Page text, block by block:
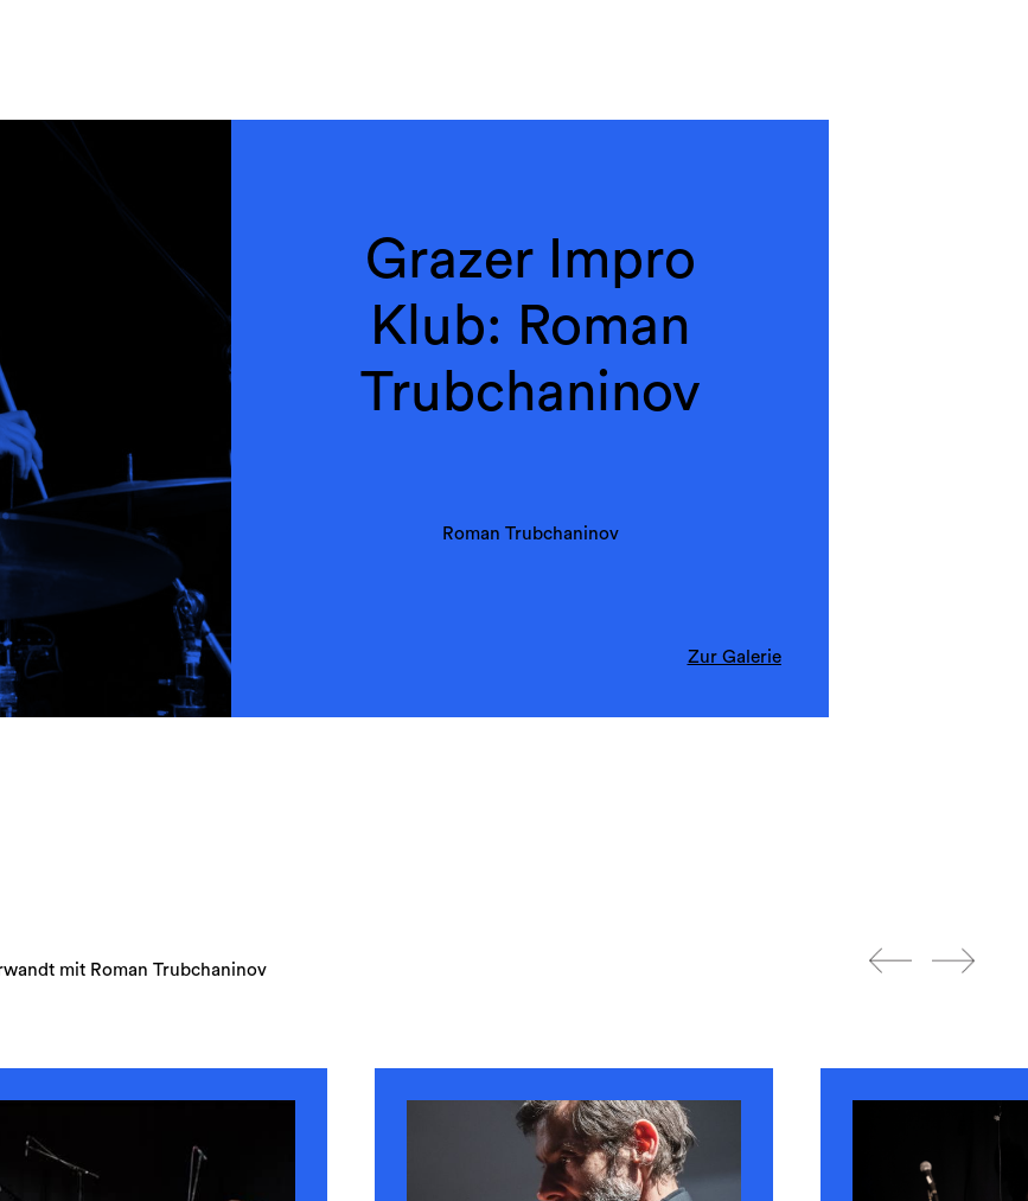
Grazer Impro
Klub: Roman
Trubchaninov
Roman Trubchaninov
Zur Galerie
mit Roman Trubchaninov